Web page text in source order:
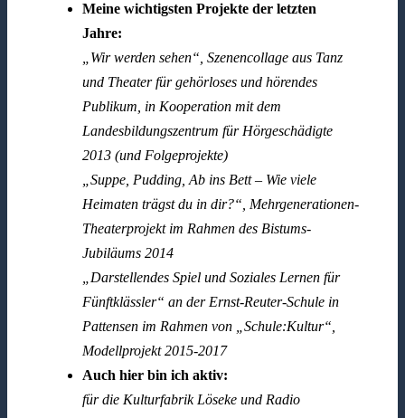
Meine wichtigsten Projekte der letzten
Jahre:
„Wir werden sehen“, Szenencollage aus Tanz
und Theater für gehörloses und hörendes
Publikum, in Kooperation mit dem
Landesbildungszentrum für Hörgeschädigte
2013 (und Folgeprojekte)
„Suppe, Pudding, Ab ins Bett – Wie viele
Heimaten trägst du in dir?“, Mehrgenerationen-
Theaterprojekt im Rahmen des Bistums-
Jubiläums 2014
„Darstellendes Spiel und Soziales Lernen für
Fünftklässler“ an der Ernst-Reuter-Schule in
Pattensen im Rahmen von „Schule:Kultur“,
Modellprojekt 2015-2017
Auch hier bin ich aktiv:
für die Kulturfabrik Löseke und Radio